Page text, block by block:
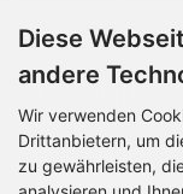
der Artikel leicht
Newsletter-
E-Mail-Adresse:
Diese
andere
Wir verwenden
Drittanbietern, um
zu gewährleisten,